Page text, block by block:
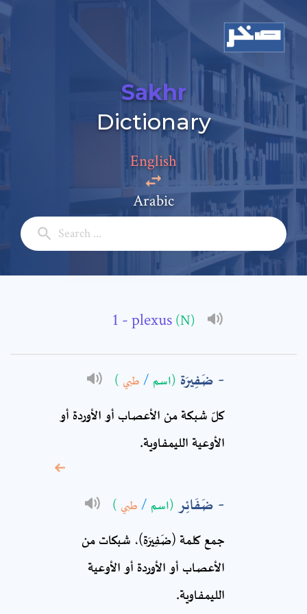
Sakhr
Dictionary
English
Arabic
- plexus (N)
ضَفِيرَة (اسم / طبي )
كلّ شبكة من الأعصاب أو الأوردة أو
الأوعية الليمفاوية.
ضَفَائِر (اسم / طبي )
جمع كلمة (ضَفِيرَة)، شبكات من
الأعصاب أو الأوردة أو الأوعية
الليمفاوية.
Add a comment
Email: *
Comment: *
* sign, it means are